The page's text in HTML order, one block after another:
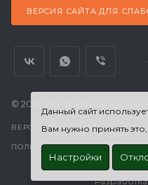
Данный сайт
Вам нужно принять
Настройки
ВЕРСИЯ САЙТА ДЛЯ
© 2026 Все права защищены.
ВЕРСИЯ ДЛЯ ПЕЧАТИ
ПОЛИТИКА
Разработка